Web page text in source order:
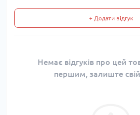
+ Додати відгук
Немає відгуків про цей
першим, залиште свій